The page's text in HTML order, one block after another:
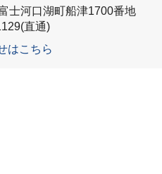
士河口湖町船津1700番地
直通)
はこちら